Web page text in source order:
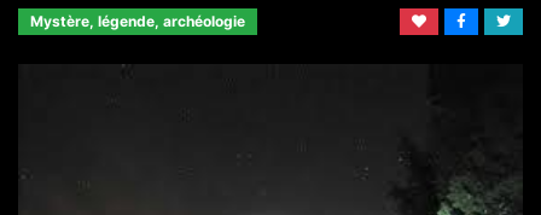
Mystère, légende, archéologie